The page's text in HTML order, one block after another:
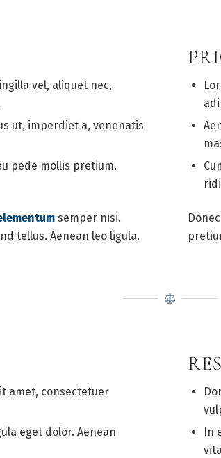
vel, aliquet nec,
ut, imperdiet a, venenatis
pede mollis pretium.
semper nisi.
tellus. Aenean leo ligula.
amet, consectetuer
eget dolor. Aenean
In